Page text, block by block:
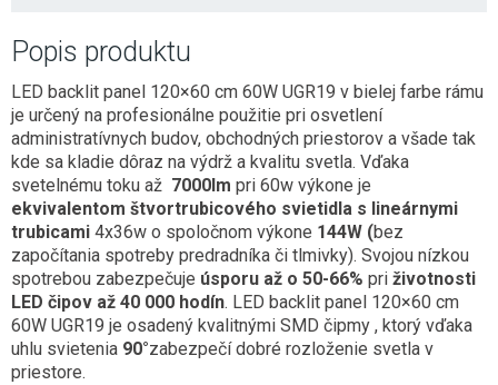
Popis produktu
LED backlit panel 120×60 cm 60W UGR19 v bielej farbe rámu
je určený na profesionálne použitie pri osvetlení
administratívnych budov, obchodných priestorov a všade tak
kde sa kladie dôraz na výdrž a kvalitu svetla. Vďaka
svetelnému toku až 7000lm pri 60w výkone je
ekvivalentom štvortrubicového svietidla s lineárnymi
trubicami 4x36w o spoločnom výkone 144W (bez
započítania spotreby predradníka či tlmivky). Svojou nízkou
spotrebou zabezpečuje úsporu až o 50-66% pri životnosti
LED čipov až 40 000 hodín. LED backlit panel 120×60 cm
60W UGR19 je osadený kvalitnými SMD čipmy , ktorý vďaka
uhlu svietenia 90°zabezpečí dobré rozloženie svetla v
priestore.